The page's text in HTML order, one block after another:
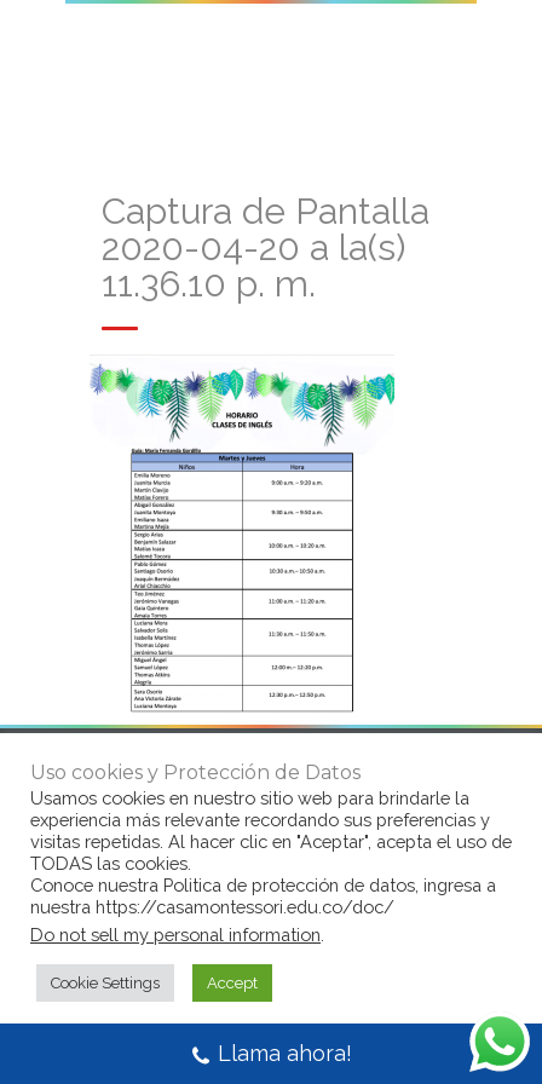
Captura de Pantalla
2020-04-20 a la(s)
11.36.10 p. m.
© Copyright Casa Montessori 2017
www.congarantiadequellego.com
Uso cookies y Protección de Datos
Usamos cookies en nuestro sitio web para brindarle la
experiencia más relevante recordando sus preferencias y
visitas repetidas. Al hacer clic en "Aceptar", acepta el uso de
TODAS las cookies.
Conoce nuestra Politica de protección de datos, ingresa a
nuestra https://casamontessori.edu.co/doc/
Do not sell my personal information
Cookie Settings Accept
Llama ahora!